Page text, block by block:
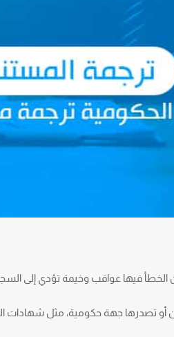
فيها عواقب وخيمة تؤدي إلى
تصدرها جهة حكومية، مثل شهادات